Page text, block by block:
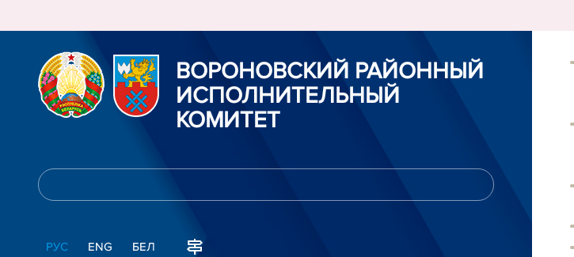
ВОРОНОВСКИЙ РАЙОННЫЙ
ИСПОЛНИТЕЛЬНЫЙ
КОМИТЕТ
РУС ENG БЕЛ